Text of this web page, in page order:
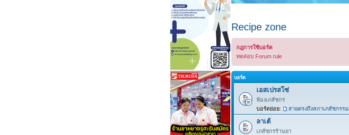
Recipe zone
กฎการใช้บอร์ด
ทดสอบ Forum rule
บอร์ด
เอสเปรสโซ่
ห้องเภสัชกร
บอร์ดย่อย:
สายตรงถึงสภาเภสัชกรรม
ลาเต้
เภสัชกรร้านยา